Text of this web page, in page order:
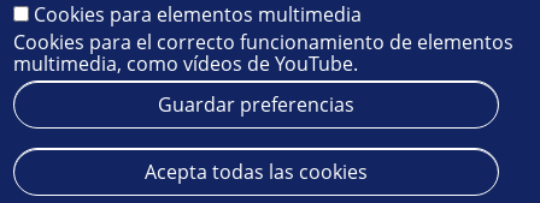
Aviso legal Protección de datos
Cookies
© 2025SIC - Universidad de Sevilla
Cookies para elementos multimedia
Cookies para el correcto funcionamiento de elementos
multimedia, como vídeos de YouTube.
Guardar preferencias
Acepta todas las cookies